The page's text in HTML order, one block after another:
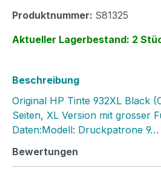
Produktnummer: S81325
Aktueller Lagerbestand: 2
Beschreibung
Original HP Tinte 932XL Black
Seiten, XL Version mit grosser
Daten:Modell: Druckpatrone 9…
Bewertungen